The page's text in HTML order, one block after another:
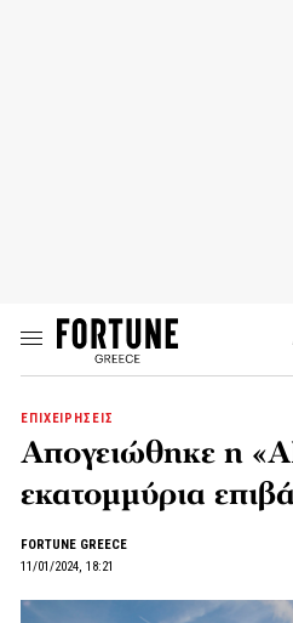
ΕΠΙΧΕΙΡΗΣΕΙΣ
Απογειώθηκε η
εκατομμύρια
FORTUNE GREECE
11/01/2024, 18:21